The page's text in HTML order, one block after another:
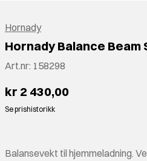
Hornady
Hornady Balance Beam
Art.nr: 158298
kr 2 430,00
Se prishistorikk
Balansevekt til hjemmeladning.